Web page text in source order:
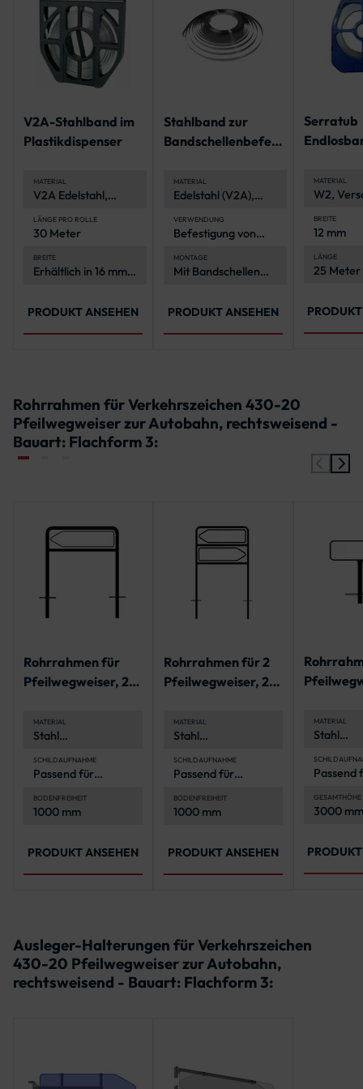
V2A-Stahlband im
Plastikdispenser
MATERIAL
V2A Edelstahl,
und langlebig
LÄNGE PRO ROLLE
30 Meter
BREITE
Erhältlich in 16 mm
PRODUKT ANSEHEN
Stahlband zur
Bandschellenbefest
MATERIAL
Edelstahl (V2A),
und langlebig
VERWENDUNG
Befestigung von
Rohrpfosten
MONTAGE
Mit Bandschellen
PRODUKT ANSEHEN
Serratub
Rolle
MATERIAL
W2,
BREITE
12 mm
LÄNGE
25 Meter
Rohrrahmen für Verkehrszeichen 430-20
Pfeilwegweiser zur Autobahn, rechtsweisend -
Bauart: Flachform 3:
Rohrrahmen für
Pfeilwegweiser, 2
MATERIAL
Stahl
SCHILDAUFNAHME
Passend für
ausgewähltem
Maß
BODENFREIHEIT
1000 mm
PRODUKT ANSEHEN
Rohrrahmen für 2
Pfeilwegweiser, 2
MATERIAL
Stahl
SCHILDAUFNAHME
Passend für
und rechteckige
Schilder
BODENFREIHEIT
1000 mm
PRODUKT ANSEHEN
MATERIAL
Stahl
Passend
Maß
GESAMTHÖHE
3000 mm
Ausleger-Halterungen für Verkehrszeichen
430-20 Pfeilwegweiser zur Autobahn,
rechtsweisend - Bauart: Flachform 3: